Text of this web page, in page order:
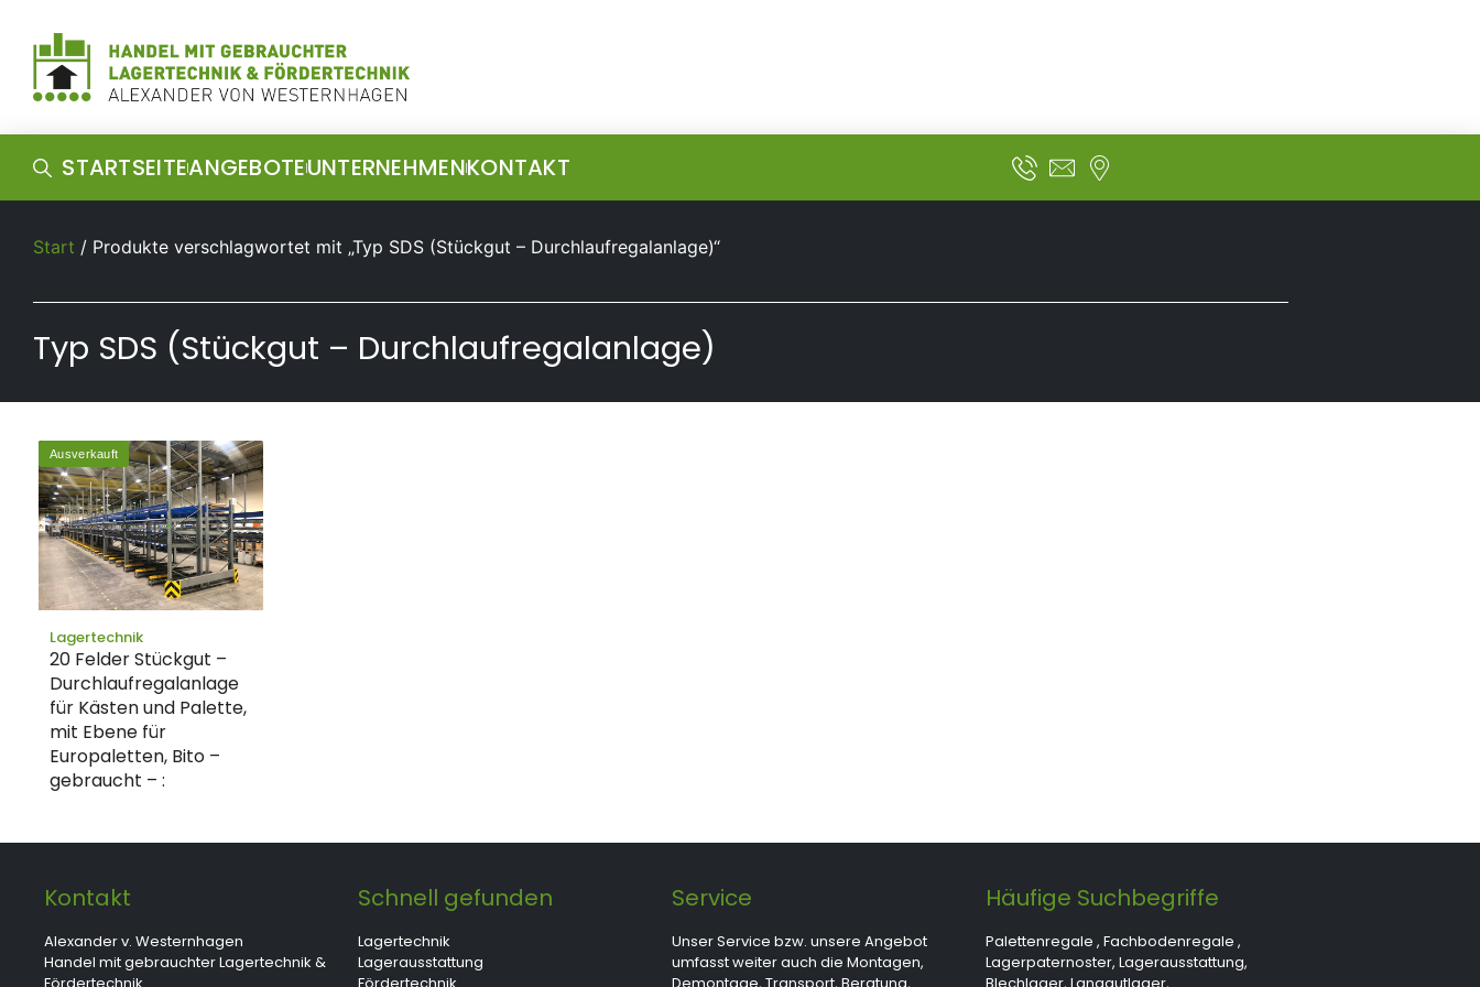
STARTSEITEANGEBOTEUNTERNEHMENKONTAKT
Start / Produkte verschlagwortet mit „Typ SDS (Stückgut – Durchlaufregalanlage)“
Typ SDS (Stückgut – Durchlaufregalanlage)
Ausverkauft
Lagertechnik
20 Felder Stückgut –
Durchlaufregalanlage
für Kästen und Palette,
mit Ebene für
Europaletten, Bito –
gebraucht – :
Kontakt
Alexander v. Westernhagen
Handel mit gebrauchter Lagertechnik &
Fördertechnik
Schnell gefunden
Lagertechnik
Lagerausstattung
Fördertechnik
Service
Unser Service bzw. unsere Angebot
umfasst weiter auch die Montagen,
Demontage, Transport, Beratung,
Häufige Suchbegriffe
Palettenregale , Fachbodenregale ,
Lagerpaternoster, Lagerausstattung,
Blechlager, Langgutlager,